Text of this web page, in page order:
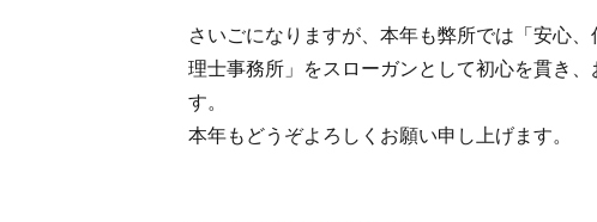
さいごになりますが、本年も弊所では「安心
理士事務所」をスローガンとして初心を貫き
す。
本年もどうぞよろしくお願い申し上げます。